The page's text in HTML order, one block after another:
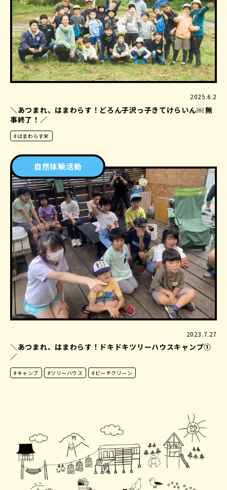
2025.6.2
＼あつまれ、はまわらす！どろん子沢っ子きてけらいん￼ 無
事終了！／
#はまわらす米
自然体験活動
2023.7.27
＼あつまれ、はまわらす！ドキドキツリーハウスキャンプ①
／
#キャンプ #ツリーハウス #ビーチクリーン